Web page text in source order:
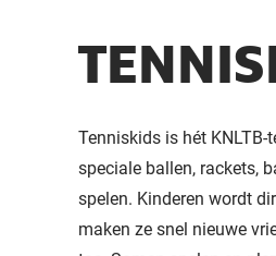
Tenniskids is hét
speciale ballen, rackets,
spelen. Kinderen wordt
maken ze snel nieuwe